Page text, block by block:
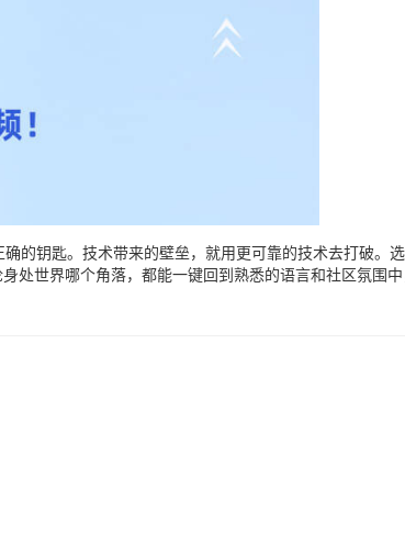
的钥匙。技术带来的壁垒，就用更可靠的技术去打破。
处世界哪个角落，都能一键回到熟悉的语言和社区氛围